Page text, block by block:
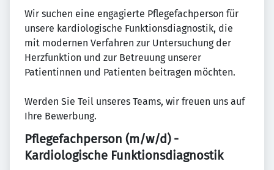
Wir suchen eine engagierte Pflegefachperson für
unsere kardiologische Funktionsdiagnostik, die
mit modernen Verfahren zur Untersuchung der
Herzfunktion und zur Betreuung unserer
Patientinnen und Patienten beitragen möchten.
Werden Sie Teil unseres Teams, wir freuen uns auf
Ihre Bewerbung.
Pflegefachperson (m/w/d) -
Kardiologische Funktionsdiagnostik